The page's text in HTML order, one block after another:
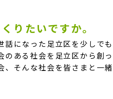
りたいですか。
話になった足立区を少しで
のある社会を足立区から創
、そんな社会を皆さまと一